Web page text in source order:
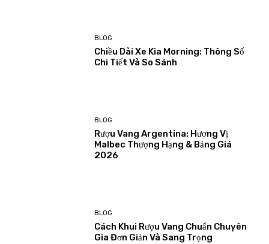
BLOG
Chiều Dài Xe Kia Morning: Thông Số
Chi Tiết Và So Sánh
BLOG
Rượu Vang Argentina: Hương Vị
Malbec Thượng Hạng & Bảng Giá
2026
BLOG
Cách Khui Rượu Vang Chuẩn Chuyên
Gia Đơn Giản Và Sang Trọng